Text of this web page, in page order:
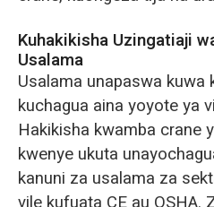
Kuhakikisha Uzingatiaji
Usalama
Usalama unapaswa kuwa
kuchagua aina yoyote ya
Hakikisha kwamba crane
kwenye ukuta
kanuni za usalama za